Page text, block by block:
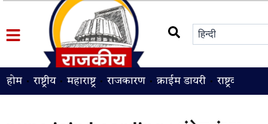
होम राष्ट्रीय महाराष्ट्र राजकारण क्राईम डायरी राष्ट्रवादी